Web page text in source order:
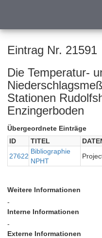
Eintrag Nr. 21591
Die Temperatur-
Stationen
Enzingerboden
Übergeordnete Einträge
ID
TITEL
27622
Bibliographie
NPHT
Weitere Informationen
-
Interne Informationen
-
Externe Informationen